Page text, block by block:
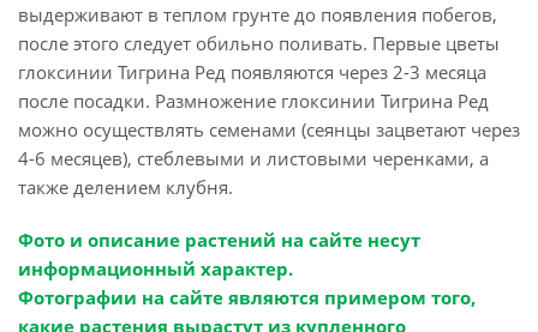
выдерживают в теплом грунте до появления побегов,
после этого следует обильно поливать. Первые цветы
глоксинии Тигрина Ред появляются через 2-3 месяца
после посадки. Размножение глоксинии Тигрина Ред
можно осуществлять семенами (сеянцы зацветают через
4-6 месяцев), стеблевыми и листовыми черенками, а
также делением клубня.
Фото и описание растений на сайте несут
информационный характер.
Фотографии на сайте являются примером того,
какие растения вырастут из купленного